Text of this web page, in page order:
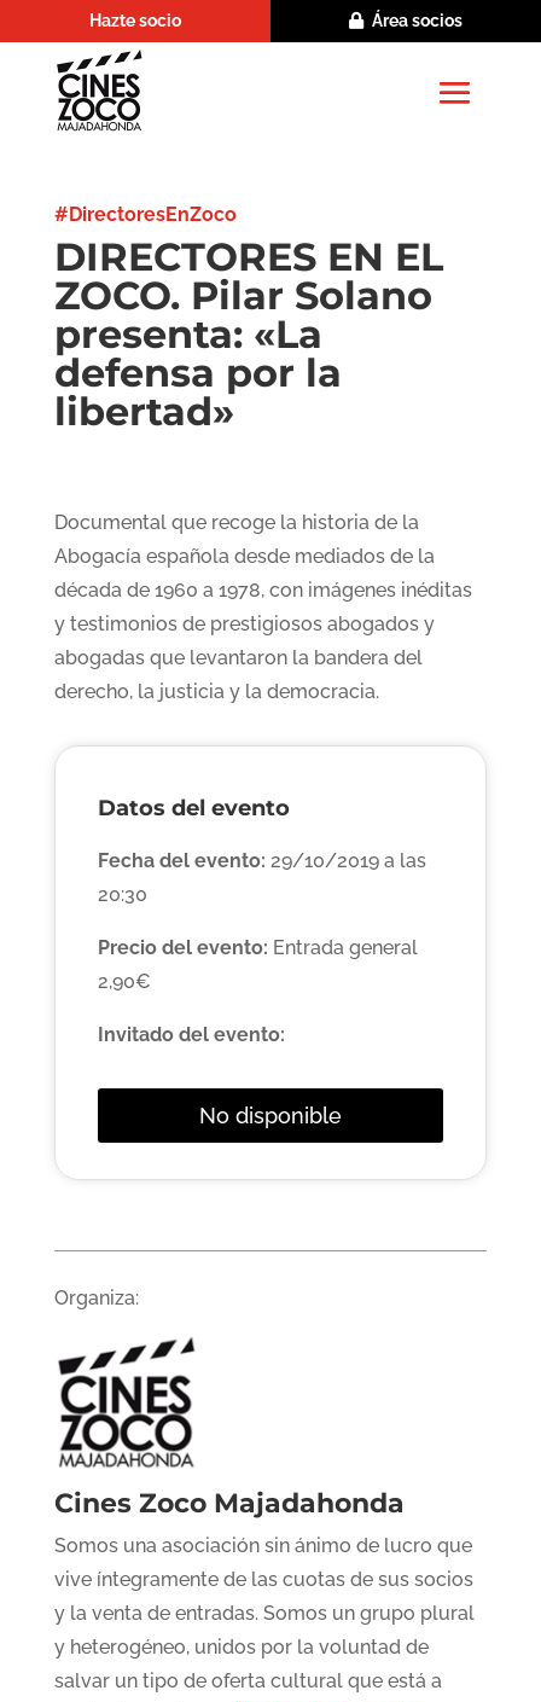
Hazte socio Área socios
#DirectoresEnZoco
DIRECTORES EN EL
ZOCO. Pilar Solano
presenta: «La
defensa por la
libertad»
Documental que recoge la historia de la
Abogacía española desde mediados de la
década de 1960 a 1978, con imágenes inéditas
y testimonios de prestigiosos abogados y
abogadas que levantaron la bandera del
derecho, la justicia y la democracia.
Datos del evento
Fecha del evento: 29/10/2019 a las
20:30
Precio del evento: Entrada general
2,90€
Invitado del evento:
No disponible
Organiza:
Cines Zoco Majadahonda
Somos una asociación sin ánimo de lucro que
vive íntegramente de las cuotas de sus socios
y la venta de entradas. Somos un grupo plural
y heterogéneo, unidos por la voluntad de
salvar un tipo de oferta cultural que está a